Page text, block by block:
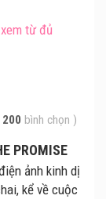
200 bình chọn )
PROMISE
ảnh kinh dị
kể về cuộc
từ đủ